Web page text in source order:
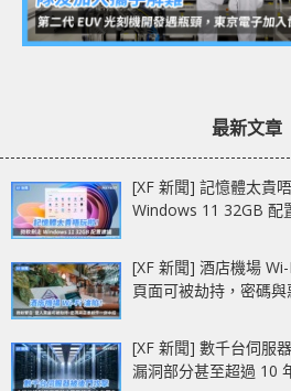
最新文章
[XF 新聞] 記憶體太貴
Windows 11 32GB 配
[XF 新聞] 酒店機場
頁面可被劫持，密碼
[XF 新聞] 數千台伺服
漏洞部分甚至超過 10